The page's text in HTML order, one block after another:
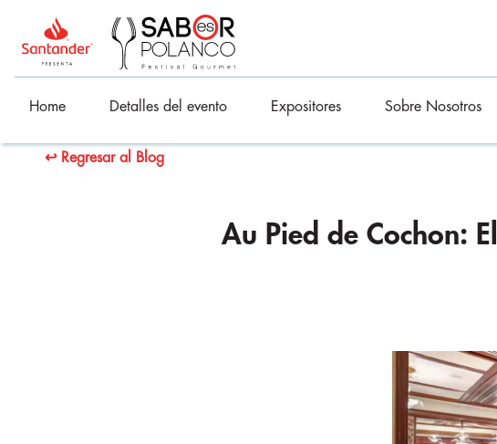
Home Detalles del evento Expositores Sobre Nosotros
↩ Regresar al Blog
Au Pied de Cochon: